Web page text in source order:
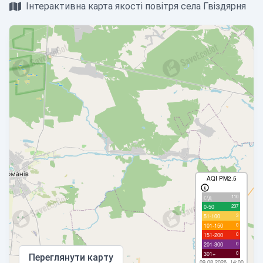
Інтерактивна карта якості повітря села Гвіздярня
AQI PM2.5
с/д 110
0-50 237
51-100 3
101-150 0
151-200 0
201-300 0
301+ 0
Переглянути карту